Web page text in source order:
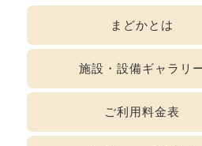
まどかとは
施設・設備ギャラリ
ご利用料金表